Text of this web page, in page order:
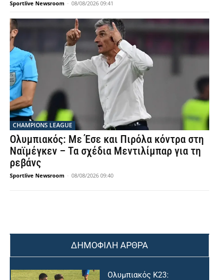
Sportlive Newsroom - 08/08/2026 09:41
CHAMPIONS LEAGUE
Ολυμπιακός: Με Έσε και Πιρόλα κόντρα στη
Ναϊμέγκεν – Τα σχέδια Μεντιλίμπαρ για τη
ρεβάνς
Sportlive Newsroom - 08/08/2026 09:40
ΔΗΜΟΦΙΛΗ ΑΡΘΡΑ
Ολυμπιακός Κ23: